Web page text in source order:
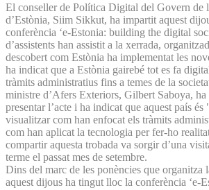
El conseller de Política Digital del Govern de
d’Estònia, Siim Sikkut, ha impartit aquest
conferència ‘e-Estonia: building the digital
d’assistents han assistit a la xerrada,
descobert com Estònia ha implementat les
ha indicat que a Estònia gairebé tot es fa
tràmits administratius fins a temes de la
ministre d’Afers Exteriors, Gilbert Saboya, ha
presentar l’acte i ha indicat que aquest país
visualitzar com han enfocat els tràmits
com han aplicat la tecnologia per fer-ho
compartir aquesta trobada va sorgir d’una
terme el passat mes de setembre.
Dins del marc de les ponències que
aquest dijous ha tingut lloc la conferència ‘e-